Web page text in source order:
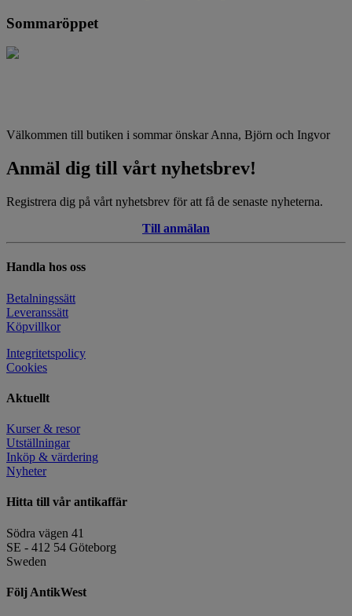
Sommaröppet
Välkommen till butiken i sommar önskar Anna, Björn och Ingvor
Anmäl dig till vårt nyhetsbrev!
Registrera dig på vårt nyhetsbrev för att få de senaste nyheterna.
Till anmälan
Handla hos oss
Betalningssätt
Leveranssätt
Köpvillkor
Integritetspolicy
Cookies
Aktuellt
Kurser & resor
Utställningar
Inköp & värdering
Nyheter
Hitta till vår antikaffär
Södra vägen 41
SE - 412 54 Göteborg
Sweden
Följ AntikWest